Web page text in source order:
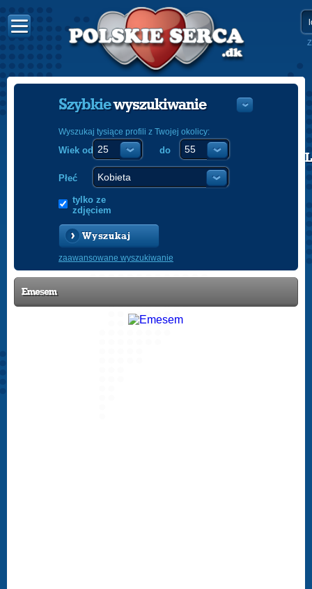
POLISH
Szybkiewyszukiwanie
Wyszukaj tysiące profili z Twojej okolicy:
Wiek od do
Płeć
tylko ze
zdjęciem
Wyszukaj
zaawansowane wyszukiwanie
Emesem